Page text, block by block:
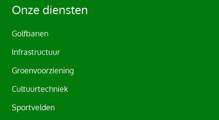
t
v
:
Onze diensten
Golfbanen
Infrastructuur
Groenvoorziening
Cultuurtechniek
Sportvelden